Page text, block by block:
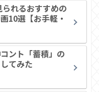
れるおすすめの
10選【お手軽・
ント「蓄積」の
てみた